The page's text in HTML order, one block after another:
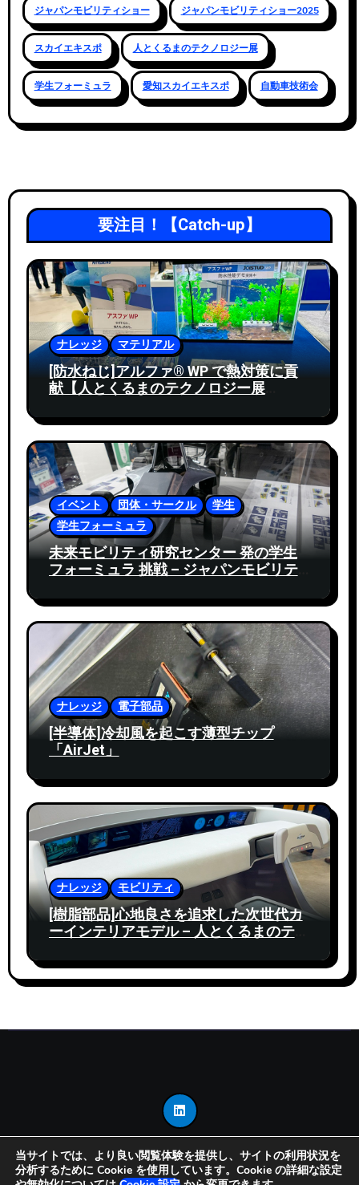
ジャパンモビリティショー ジャパンモビリティショー2025
スカイエキスポ 人とくるまのテクノロジー展
学生フォーミュラ 愛知スカイエキスポ 自動車技術会
要注目！【Catch-up】
ナレッジ マテリアル
[防水ねじ]アルファ® WP で熱対策に貢
献【人とくるまのテクノロジー展
イベント 団体・サークル
学生
学生フォーミュラ
未来モビリティ研究センター 発の学生
フォーミュラ 挑戦 – ジャパンモビリテ
ナレッジ 電子部品
[半導体]冷却風を起こす薄型チップ
「AirJet」
ナレッジ モビリティ
[樹脂部品]心地良さを追求した次世代カ
ーインテリアモデル – 人とくるまのテク
Copyright © 2025 Mono-Think All rights reserved|
当サイトでは、より良い閲覧体験を提供し、サイトの利用状況を
分析するために Cookie を使用しています。Cookie の詳細な設定